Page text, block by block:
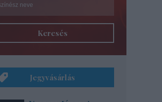
Keresés
Jegyvásárlás